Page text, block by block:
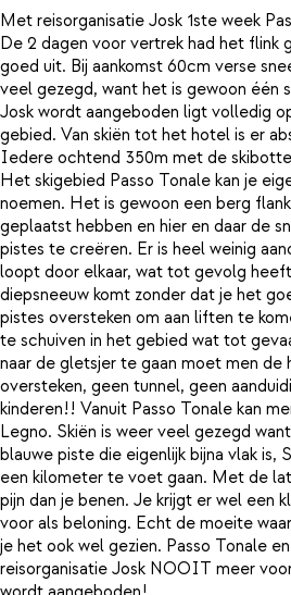
Met reisorganisatie Josk 1ste week
De 2 dagen voor vertrek had het flink
goed uit. Bij aankomst 60cm verse
veel gezegd, want het is gewoon
Josk wordt aangeboden ligt volledig
gebied. Van skiën tot het hotel is er
Iedere ochtend 350m met de
Het skigebied Passo Tonale kan je
noemen. Het is gewoon een berg
geplaatst hebben en hier en daar de
pistes te creëren. Er is heel weinig
loopt door elkaar, wat tot gevolg
diepsneeuw komt zonder dat je het
pistes oversteken om aan liften te
te schuiven in het gebied wat tot
naar de gletsjer te gaan moet men
oversteken, geen tunnel, geen
kinderen!! Vanuit Passo Tonale kan
Legno. Skiën is weer veel gezegd
blauwe piste die eigenlijk bijna vlak is,
een kilometer te voet gaan. Met de
pijn dan je benen. Je krijgt er wel een
voor als beloning. Echt de moeite
je het ook wel gezien. Passo Tonale
reisorganisatie Josk NOOIT meer